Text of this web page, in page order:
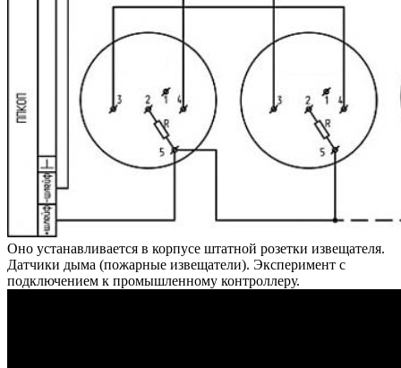
Оно устанавливается в корпусе штатной розетки извещателя.
Датчики дыма (пожарные извещатели). Эксперимент с
подключением к промышленному контроллеру.